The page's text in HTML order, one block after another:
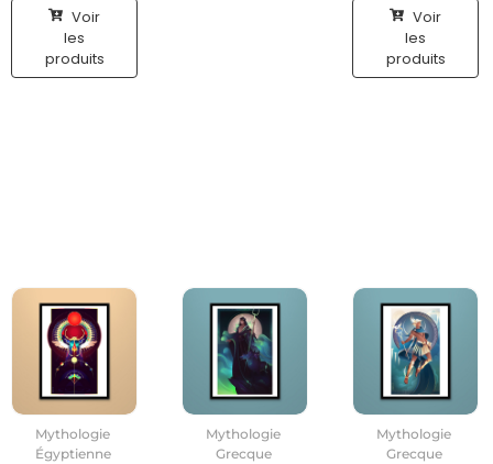
Voir
les
produits
Voir
les
produits
Mythologie
Égyptienne
Mythologie
Grecque
Mythologie
Grecque